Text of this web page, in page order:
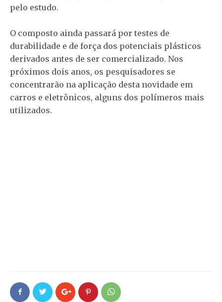
pelo estudo.
O composto ainda passará por testes de
durabilidade e de força dos potenciais plásticos
derivados antes de ser comercializado. Nos
próximos dois anos, os pesquisadores se
concentrarão na aplicação desta novidade em
carros e eletrônicos, alguns dos polímeros mais
utilizados.